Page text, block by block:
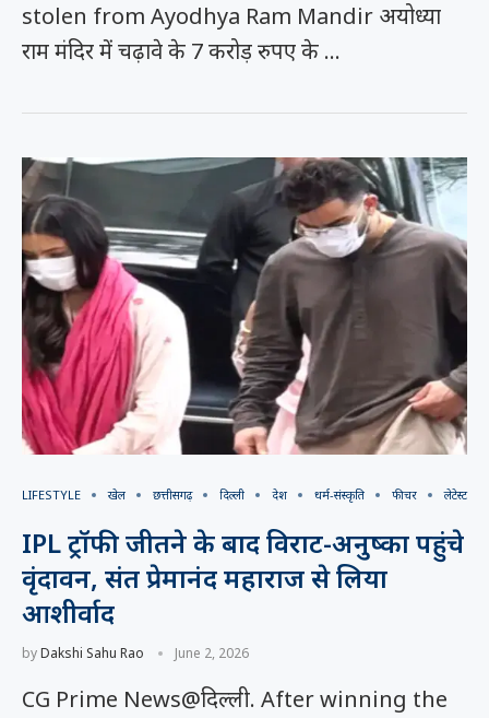
stolen from Ayodhya Ram Mandir अयोध्या
राम मंदिर में चढ़ावे के 7 करोड़ रुपए के …
LIFESTYLE खेल छत्तीसगढ़ दिल्ली देश धर्म-संस्कृति फीचर लेटेस्ट
IPL ट्रॉफी जीतने के बाद विराट-अनुष्का पहुंचे
वृंदावन, संत प्रेमानंद महाराज से लिया
आशीर्वाद
byDakshi Sahu Rao June 2, 2026
CG Prime News@दिल्ली. After winning the